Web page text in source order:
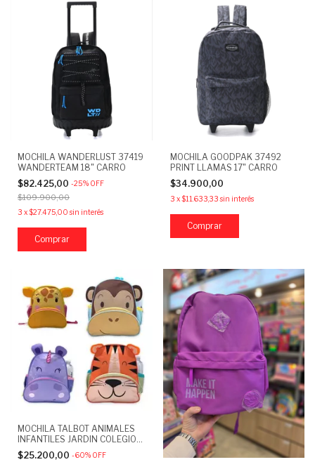
MOCHILA WANDERLUST 37419
WANDERTEAM 18" CARRO
$82.425,00 -25% OFF
$109.900,00
3 x$27.475,00 sin interés
Comprar
MOCHILA GOODPAK 37492
PRINT LLAMAS 17" CARRO
$34.900,00
3 x$11.633,33 sin interés
MOCHILA TALBOT ANIMALES
INFANTILES JARDIN COLEGIO
15 LTS
$25.200,00 -60% OFF